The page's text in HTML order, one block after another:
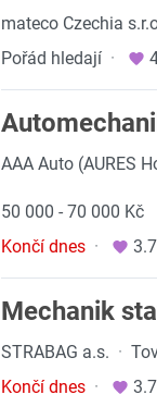
mateco Czechia
Pořád hledají ·
AAA Auto (AURES
50 000 - 70 000 Kč
Končí dnes · 3.7
Mechanik
STRABAG a.s. ·
Končí dnes · 3.7